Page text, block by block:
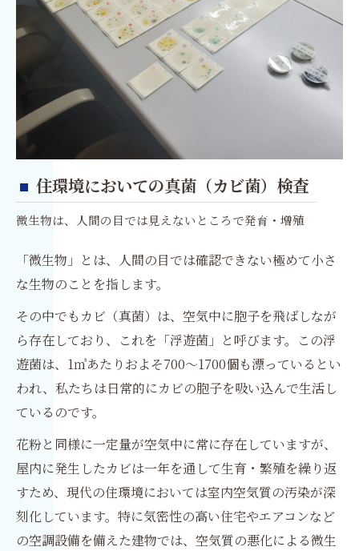
住環境においての真菌（カビ菌）検査
微生物は、人間の目では見えないところで発育・増殖
「微生物」とは、人間の目では確認できない極めて小さ
な生物のことを指します。
その中でもカビ（真菌）は、空気中に胞子を飛ばしなが
ら存在しており、これを「浮遊菌」と呼びます。この浮
遊菌は、1㎥あたりおよそ700～1700個も漂っているとい
われ、私たちは日常的にカビの胞子を吸い込んで生活し
ているのです。
花粉と同様に一定量が空気中に常に存在していますが、
屋内に発生したカビは一年を通して生育・繁殖を繰り返
すため、現代の住環境においては室内空気質の汚染が深
刻化しています。特に気密性の高い住宅やエアコンなど
の空調設備を備えた建物では、空気質の悪化による微生